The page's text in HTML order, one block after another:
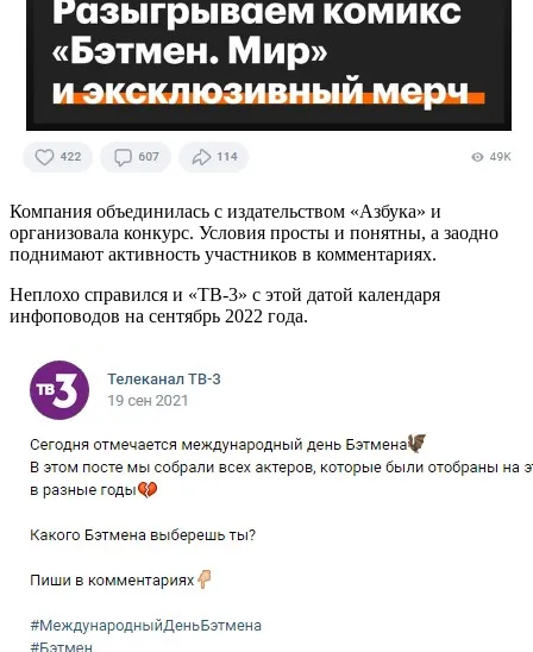
Компания объединилась с издательством «Азбука» и
организовала конкурс. Условия просты и понятны, а заодно
поднимают активность участников в комментариях.
Неплохо справился и «ТВ-3» с этой датой календаря
инфоповодов на сентябрь 2022 года.